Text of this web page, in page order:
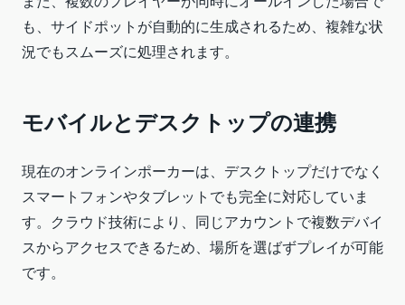
も、サイドポットが自動的に生成されるため、複雑な状
況でもスムーズに処理されます。
モバイルとデスクトップの連携
現在のオンラインポーカーは、デスクトップだけでなく
スマートフォンやタブレットでも完全に対応していま
す。クラウド技術により、同じアカウントで複数デバイ
スからアクセスできるため、場所を選ばずプレイが可能
です。